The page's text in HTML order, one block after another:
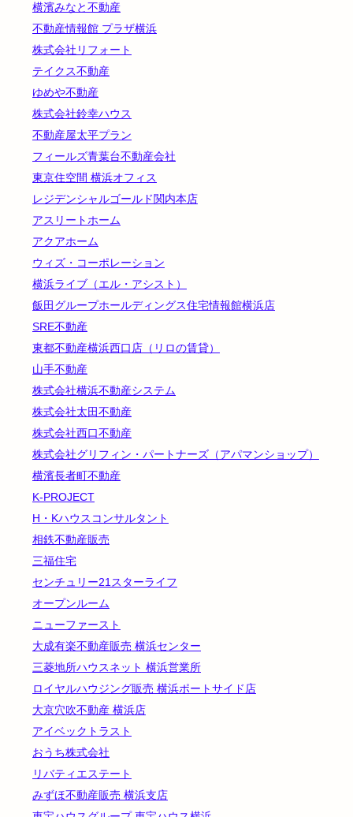
横濱みなと不動産
不動産情報館 プラザ横浜
株式会社リフォート
テイクス不動産
ゆめや不動産
株式会社鈴幸ハウス
不動産屋太平プラン
フィールズ青葉台不動産会社
東京住空間 横浜オフィス
レジデンシャルゴールド関内本店
アスリートホーム
アクアホーム
ウィズ・コーポレーション
横浜ライブ（エル・アシスト）
飯田グループホールディングス住宅情報館横浜店
SRE不動産
東都不動産横浜西口店（リロの賃貸）
山手不動産
株式会社横浜不動産システム
株式会社太田不動産
株式会社西口不動産
株式会社グリフィン・パートナーズ（アパマンショップ）
横濱長者町不動産
K-PROJECT
H・Kハウスコンサルタント
相鉄不動産販売
三福住宅
センチュリー21スターライフ
オープンルーム
ニューファースト
大成有楽不動産販売 横浜センター
三菱地所ハウスネット 横浜営業所
ロイヤルハウジング販売 横浜ポートサイド店
大京穴吹不動産 横浜店
アイベックトラスト
おうち株式会社
リバティエステート
みずほ不動産販売 横浜支店